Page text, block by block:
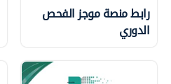
رابط منصة موجز الفحص
الدوري